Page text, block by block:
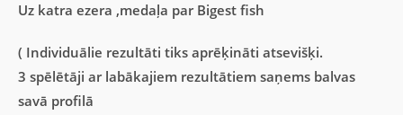
Uz katra ezera ,medaļa par Bigest fish
( Individuālie rezultāti tiks aprēķināti atsevišķi.
3 spēlētāji ar labākajiem rezultātiem saņems balvas
savā profilā